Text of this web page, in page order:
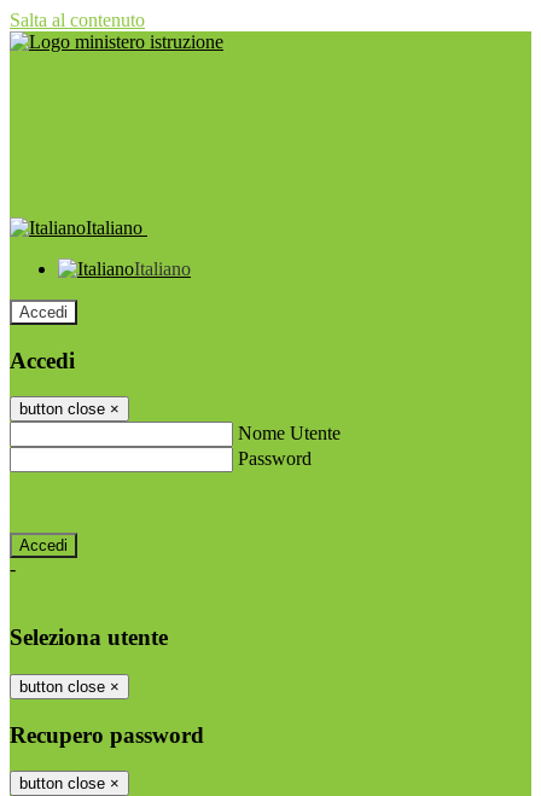
Salta al contenuto
Italiano
Italiano
Accedi
Accedi
button close ×
Nome Utente
Password
-
Seleziona utente
button close ×
Recupero password
button close ×